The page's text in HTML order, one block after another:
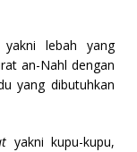
yakni
lebah yang
an-Nahl dengan
yang dibutuhkan
yakni kupu-kupu,